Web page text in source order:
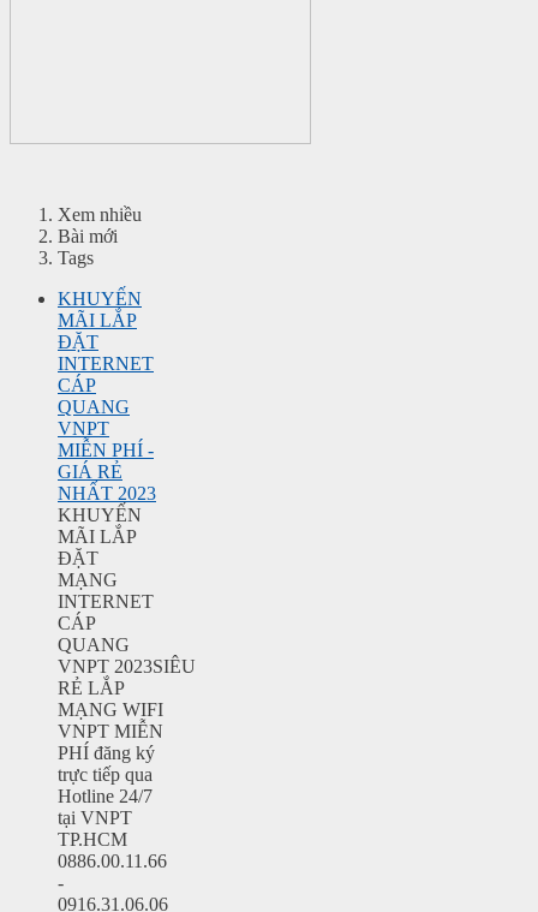
Xem nhiều
Bài mới
Tags
KHUYẾN
MÃI LẮP
ĐẶT
INTERNET
CÁP
QUANG
VNPT
MIỄN PHÍ -
GIÁ RẺ
NHẤT 2023
KHUYẾN
MÃI LẮP
ĐẶT
MẠNG
INTERNET
CÁP
QUANG
VNPT 2023SIÊU
RẺ LẮP
MẠNG WIFI
VNPT MIỄN
PHÍ đăng ký
trực tiếp qua
Hotline 24/7
tại VNPT
TP.HCM
0886.00.11.66
-
0916.31.06.06